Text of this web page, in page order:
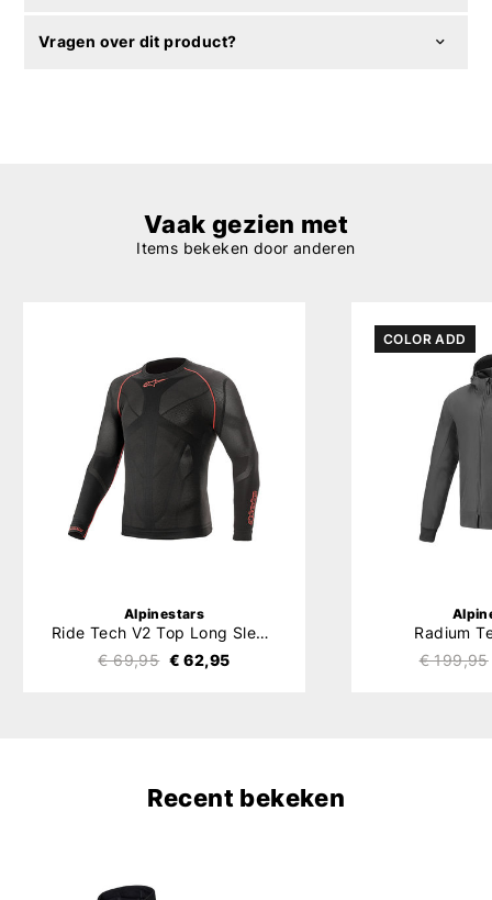
Vragen over dit product?
Vaak gezien met
Items bekeken door anderen
Alpinestars
Ride Tech V2 Top Long Sleeve Summer
€ 69,95 € 62,95
COLOR ADD
Radium
€ 199,95
Recent bekeken